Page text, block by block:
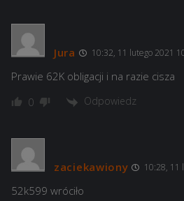
Jura 10:32, 11 lutego 2021
Prawie 62K obligacji i na razie cisza
0 Odpowiedz
zaciekawiony 10:28, 11
52k599 wróciło